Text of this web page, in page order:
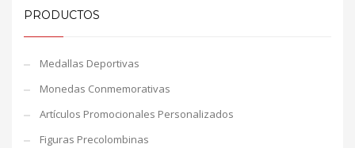
PRODUCTOS
Medallas Deportivas
Monedas Conmemorativas
Artículos Promocionales Personalizados
Figuras Precolombinas